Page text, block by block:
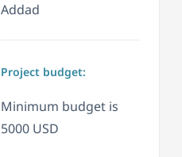
Addad
Project budget:
Minimum budget is
5000 USD